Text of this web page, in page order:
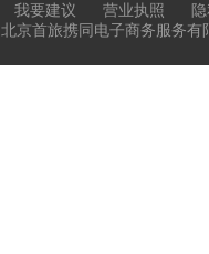
我要建议 营业执照
京首旅携同电子商务服务有